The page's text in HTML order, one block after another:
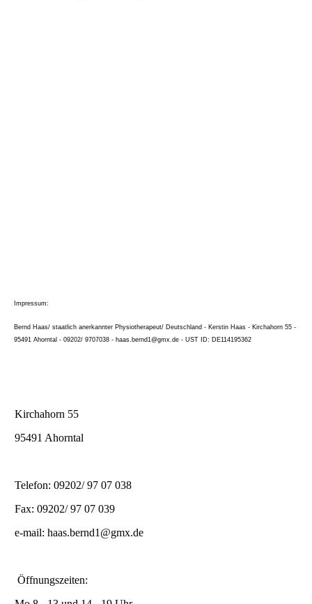
Impressum:
Bernd Haas/ staatlich anerkannter Physiotherapeut/ Deutschland - Kerstin Haas - Kirchahorn 55 -
95491 Ahorntal - 09202/ 9707038 - haas.bernd1@gmx.de - UST ID: DE114195362
Kirchahorn 55
95491 Ahorntal
Telefon: 09202/ 97 07 038
Fax: 09202/ 97 07 039
e-mail: haas.bernd1@gmx.de
Öffnungszeiten: